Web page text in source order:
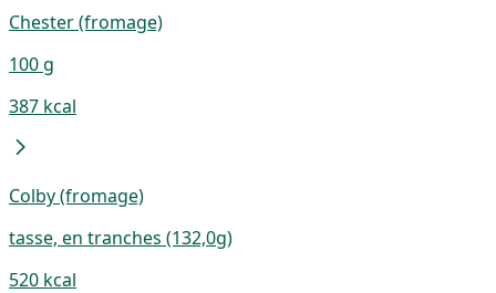
Chester (fromage)
100 g
387 kcal
Colby (fromage)
tasse, en tranches (132,0g)
520 kcal